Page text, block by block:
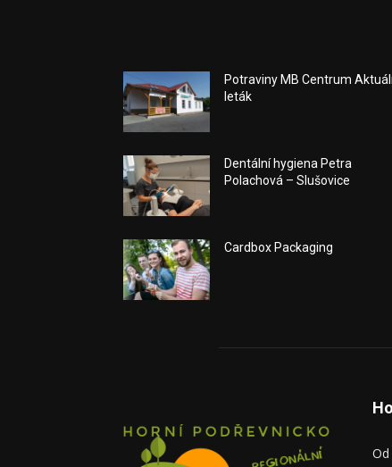
Potraviny MB Centrum
leták
Dentální hygiena Petra
Polachová – Slušovice
Cardbox Packaging